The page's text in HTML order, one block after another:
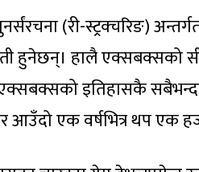
(री-स्ट्रक्चरिङ)
हुनेछन्। हालै एक्सबक्सको
इतिहासकै
एक वर्षभित्र थप एक